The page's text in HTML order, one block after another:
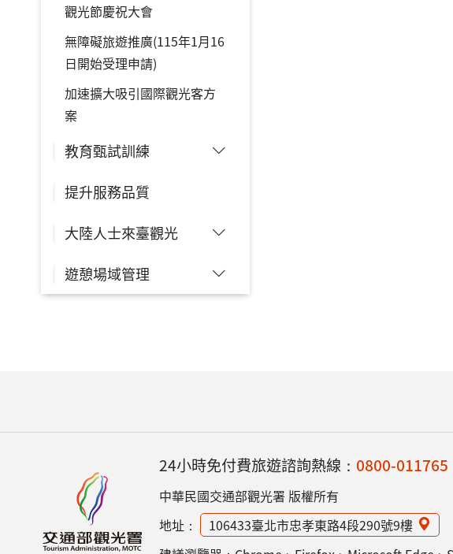
觀光節慶祝大會
無障礙旅遊推廣(115年1月16
日開始受理申請)
加速擴大吸引國際觀光客方
案
教育甄試訓練
提升服務品質
大陸人士來臺觀光
遊憩場域管理
24小時免付費旅遊諮詢熱線： 0800-011765
中華民國交通部觀光署 版權所有
地址：
106433臺北市忠孝東路4段290號9樓